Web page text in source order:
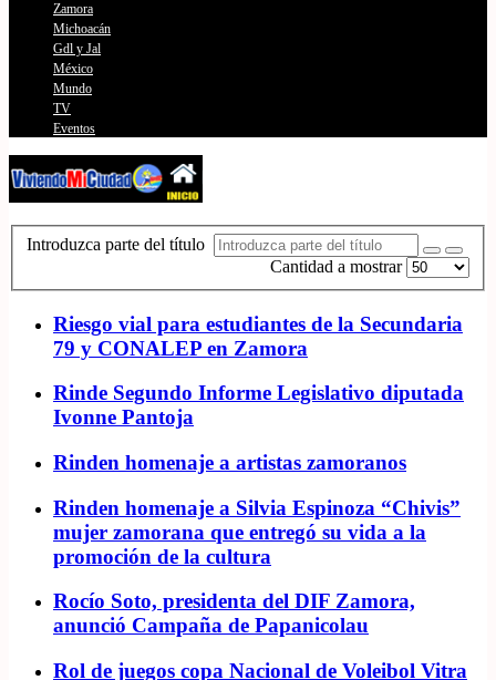
Zamora
Michoacán
Gdl y Jal
México
Mundo
TV
Eventos
Introduzca parte del título
Cantidad a mostrar
Riesgo vial para estudiantes de la Secundaria
79 y CONALEP en Zamora
Rinde Segundo Informe Legislativo diputada
Ivonne Pantoja
Rinden homenaje a artistas zamoranos
Rinden homenaje a Silvia Espinoza “Chivis”
mujer zamorana que entregó su vida a la
promoción de la cultura
Rocío Soto, presidenta del DIF Zamora,
anunció Campaña de Papanicolau
Rol de juegos copa Nacional de Voleibol Vitra